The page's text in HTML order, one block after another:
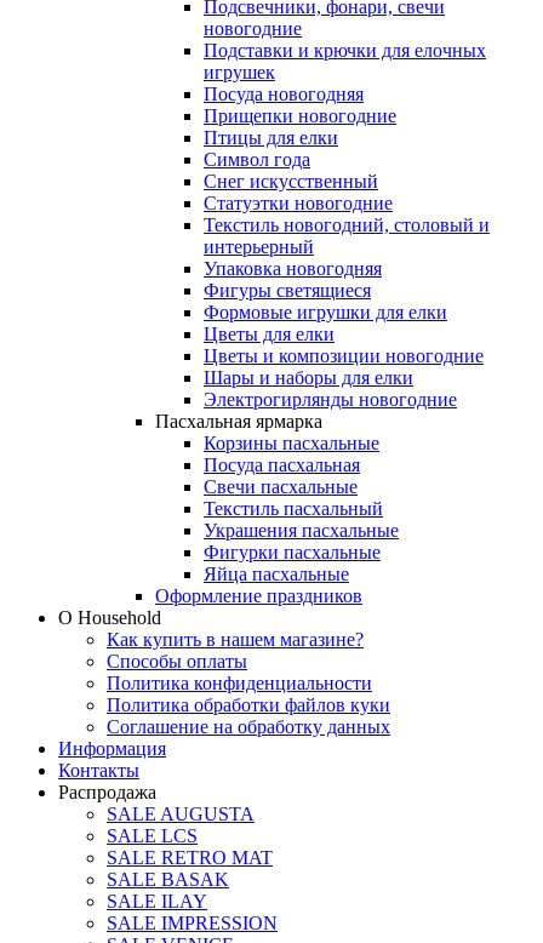
Подсвечники, фонари, свечи
новогодние
Подставки и крючки для елочных
игрушек
Посуда новогодняя
Прищепки новогодние
Птицы для елки
Символ года
Снег искусственный
Статуэтки новогодние
Текстиль новогодний, столовый и
интерьерный
Упаковка новогодняя
Фигуры светящиеся
Формовые игрушки для елки
Цветы для елки
Цветы и композиции новогодние
Шары и наборы для елки
Электрогирлянды новогодние
Пасхальная ярмарка
Корзины пасхальные
Посуда пасхальная
Свечи пасхальные
Текстиль пасхальный
Украшения пасхальные
Фигурки пасхальные
Яйца пасхальные
Оформление праздников
О Household
Как купить в нашем магазине?
Способы оплаты
Политика конфиденциальности
Политика обработки файлов куки
Соглашение на обработку данных
Информация
Контакты
Распродажа
SALE AUGUSTA
SALE LCS
SALE RETRO MAT
SALE BASAK
SALE ILAY
SALE IMPRESSION